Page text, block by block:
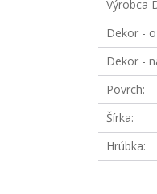
Výrobca
Dekor -
Dekor -
Povrch
Šírka
Hrúbka